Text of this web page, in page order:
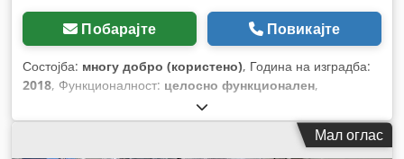
Побарајте Повикајте
Состојба: многу добро (користено), Година на изградба:
2018, Функционалност: целосно функционален,
Мал оглас